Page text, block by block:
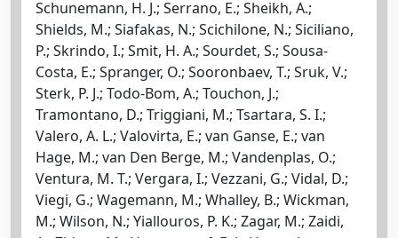
Schunemann, H. J.; Serrano, E.; Sheikh, A.;
Shields, M.; Siafakas, N.; Scichilone, N.; Siciliano,
P.; Skrindo, I.; Smit, H. A.; Sourdet, S.; Sousa-
Costa, E.; Spranger, O.; Sooronbaev, T.; Sruk, V.;
Sterk, P. J.; Todo-Bom, A.; Touchon, J.;
Tramontano, D.; Triggiani, M.; Tsartara, S. I.;
Valero, A. L.; Valovirta, E.; van Ganse, E.; van
Hage, M.; van Den Berge, M.; Vandenplas, O.;
Ventura, M. T.; Vergara, I.; Vezzani, G.; Vidal, D.;
Viegi, G.; Wagemann, M.; Whalley, B.; Wickman,
M.; Wilson, N.; Yiallouros, P. K.; Zagar, M.; Zaidi,